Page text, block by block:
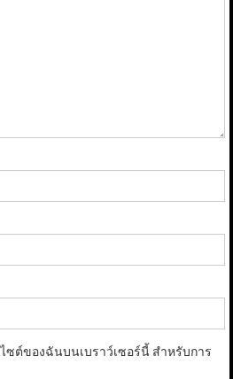
ซต์ของฉันบนเบราว์เซอร์นี้ สำหรับการ